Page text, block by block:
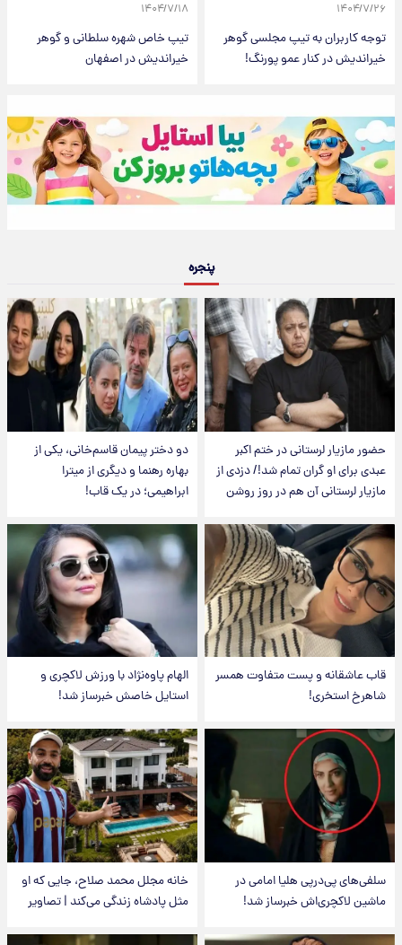
۱۴۰۴/۷/۲۶
توجه کاربران به تیپ مجلسی گوهر
خیراندیش در کنار عمو پورنگ!
۱۴۰۴/۷/۱۸
تیپ خاص شهره سلطانی و گوهر
خیراندیش در اصفهان
پنجره
حضور مازیار لرستانی در ختم اکبر
عبدی برای او گران تمام شد!/ دزدی از
مازیار لرستانی آن هم در روز روشن
دو دختر پیمان قاسم‌خانی، یکی از
بهاره رهنما و دیگری از میترا
ابراهیمی؛ در یک قاب!
قاب عاشقانه و پست متفاوت همسر
شاهرخ استخری!
الهام پاوه‌نژاد با ورزش لاکچری و
استایل خاصش خبرساز شد!
سلفی‌های پی‌درپی هلیا امامی در
ماشین لاکچری‌اش خبرساز شد!
خانه مجلل محمد صلاح، جایی که او
مثل پادشاه زندگی می‌کند | تصاویر